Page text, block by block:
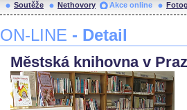
Soutěže Nethovory Akce online
ON-LINE - Detail
Městská knihovna v